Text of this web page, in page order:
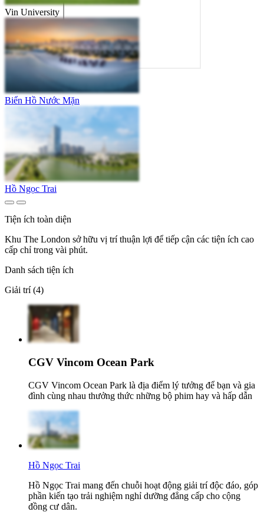
Vin University
Biển Hồ Nước Mặn
Hồ Ngọc Trai
Tiện ích toàn diện
Khu The London sở hữu vị trí thuận lợi để tiếp cận các tiện ích cao
cấp chỉ trong vài phút.
Danh sách tiện ích
Giải trí (4)
CGV Vincom Ocean Park
CGV Vincom Ocean Park là địa điểm lý tưởng để bạn và gia
đình cùng nhau thưởng thức những bộ phim hay và hấp dẫn
Hồ Ngọc Trai
Hồ Ngọc Trai mang đến chuỗi hoạt động giải trí độc đáo, góp
phần kiến tạo trải nghiệm nghỉ dưỡng đẳng cấp cho cộng
đồng cư dân.